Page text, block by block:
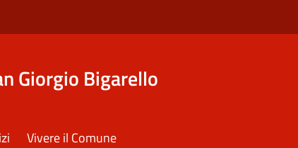
Giorgio Bigarello
Vivere il Comune